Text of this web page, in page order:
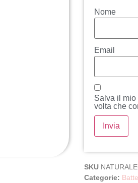
Nome
Email
Salva il mio
volta che
SKU
Categorie: